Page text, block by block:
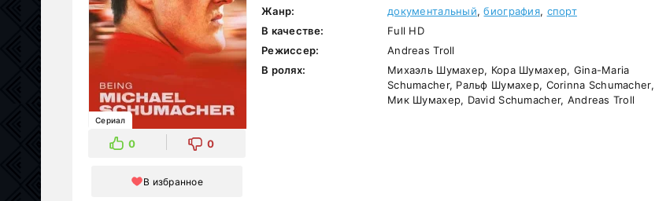
Сериал
0 0
В избранное
Жанр:
документальный,биография, спорт
В качестве:
Full HD
Режиссер:
Andreas Troll
В ролях:
Михаэль Шумахер, Кора Шумахер, Gina-Maria
Schumacher, Ральф Шумахер, Corinna Schumacher,
Мик Шумахер, David Schumacher, Andreas Troll